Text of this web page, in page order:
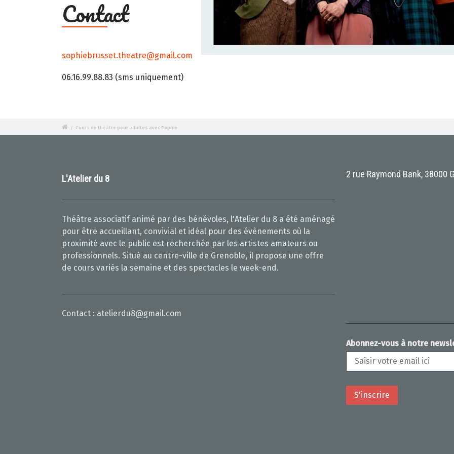
Contact
sophiebrusset.theatre@gmail.com
06.16.99.88.83 (sms uniquement)
/ Cours de théâtre pour adultes avec Sophie
L'Atelier du 8
Théâtre associatif animé par des bénévoles, l'Atelier du 8 a été aménagé
pour être accueillant, convivial et idéal pour des évènements où la
proximité avec le public est recherchée par les artistes amateurs ou
professionnels. Situé au centre-ville de Grenoble, il propose une offre
de cours variés la semaine et des spectacles le week-end.
Contact : atelierdu8@gmail.com
2 rue Raymond Bank, 38000
Abonnez-vous à notre